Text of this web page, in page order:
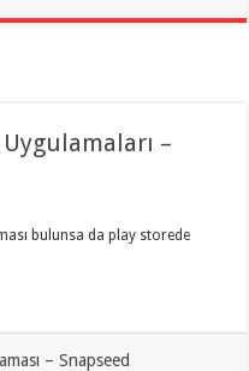
–
bulunsa da play storede
– Snapseed